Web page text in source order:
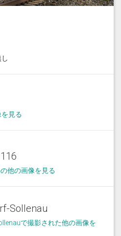
見る
他の画像を見る
Sollenau
で撮影された他の画像を